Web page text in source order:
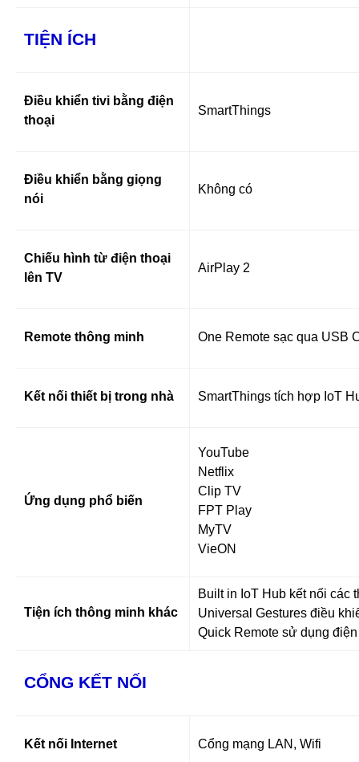
TIỆN ÍCH
Điều khiển tivi bằng điện
thoại
SmartThings
Điều khiển bằng giọng
nói
Không có
Chiếu hình từ điện thoại
lên TV
AirPlay 2
Remote thông minh One Remote sạc qua USB
Kết nối thiết bị trong nhà SmartThings tích hợp IoT
Ứng dụng phổ biến
YouTube
Netflix
Clip TV
FPT Play
MyTV
VieON
Tiện ích thông minh khác
Built in IoT Hub kết nối các
Universal Gestures điều
Quick Remote sử dụng
CỔNG KẾT NỐI
Kết nối Internet Cổng mạng LAN, Wifi